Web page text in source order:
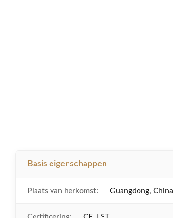
Basis eigenschappen
Plaats van herkomst: Guangdong, China